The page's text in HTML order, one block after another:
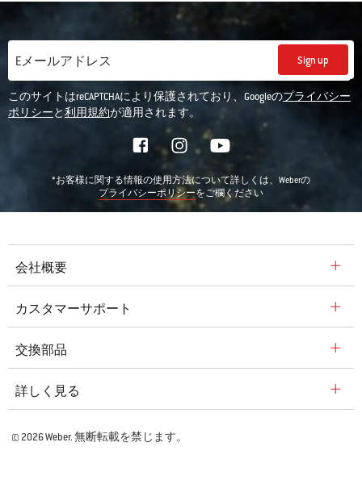
Eメールアドレス Sign up
このサイトはreCAPTCHAにより保護されており、Googleのプライバシー
ポリシーと利用規約が適用されます。
*お客様に関する情報の使用方法について詳しくは、Weberの
プライバシーポリシーをご欄ください
会社概要
カスタマーサポート
交換部品
詳しく見る
© 2026 Weber. 無断転載を禁じます。